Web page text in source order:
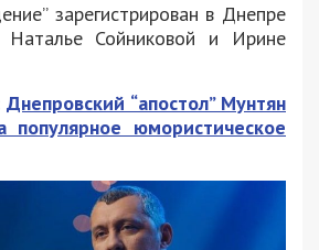
зарегистрирован в Днепре
Сойниковой и Ирине
Днепровский “апостол” Мунтян
юмористическое